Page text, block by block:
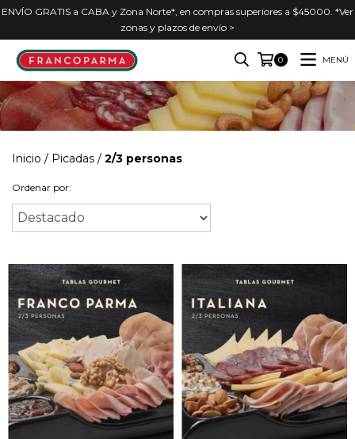
ENVÍO GRATIS a CABA y Zona Norte*, en compras superiores a $45000. *Ver
zonas y plazos de envío >
0 MENÚ
Inicio / Picadas / 2/3 personas
Ordenar por: